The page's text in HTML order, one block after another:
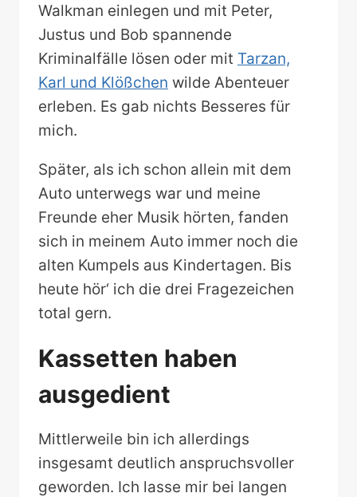
Walkman einlegen und mit Peter,
Justus und Bob spannende
Kriminalfälle lösen oder mit Tarzan,
Karl und Klößchen wilde Abenteuer
erleben. Es gab nichts Besseres für
mich.
Später, als ich schon allein mit dem
Auto unterwegs war und meine
Freunde eher Musik hörten, fanden
sich in meinem Auto immer noch die
alten Kumpels aus Kindertagen. Bis
heute hör‘ ich die drei Fragezeichen
total gern.
Kassetten haben
ausgedient
Mittlerweile bin ich allerdings
insgesamt deutlich anspruchsvoller
geworden. Ich lasse mir bei langen